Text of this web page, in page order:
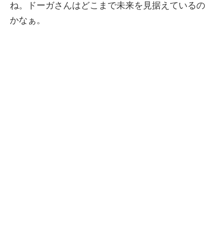
ね。ドーガさんはどこまで未来を見据えているの
かなぁ。